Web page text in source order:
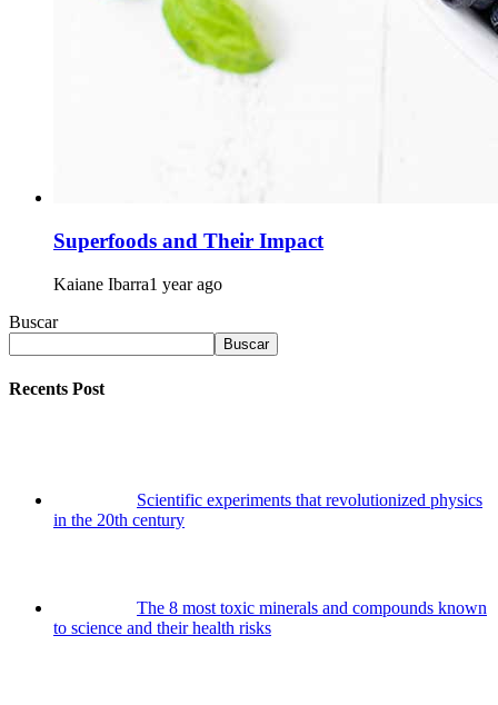
Superfoods and Their Impact
Kaiane Ibarra1 year ago
Buscar
Buscar
Recents Post
Scientific experiments that revolutionized physics
in the 20th century
The 8 most toxic minerals and compounds known
to science and their health risks